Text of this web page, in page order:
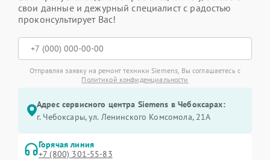
свои данные и дежурный специалист с радостью
проконсультирует Вас!
Отправляя заявку на ремонт техники Siemens, Вы соглашаетесь с
Политикой конфиденциальности
Адрес сервисного центра Siemens в Чебоксарах:
г. Чебоксары, ул. Ленинского Комсомола, 21А
Горячая линия
+7 (800) 301-55-83